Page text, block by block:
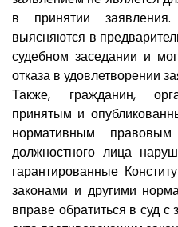
в принятии
выясняются в
судебном заседании и
отказа в удовлетворении
Также, гражданин,
принятым и
нормативным
должностного лица
гарантированные
законами и другими
вправе обратиться в суд